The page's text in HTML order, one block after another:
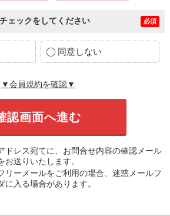
ェックをしてください 必須
同意しない
▼会員規約を確認▼
ドレス宛てに、お問合せ内容の確認メール
お送りいたします。
リーメールをご利用の場合、迷惑メールフ
に入る場合があります。